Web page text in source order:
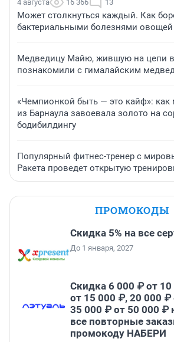
4 августа 16 366 13
Может столкнуться каждый. Как
бактериальными болезнями
Медведицу Майю, жившую на цепи
познакомили с гималайским
«Чемпионкой быть — это кайф»: как
из Барнаула завоевала золото на
бодибилдингу
Популярный фитнес-тренер с
Ракета проведет открытую
ПРОМОКОДЫ
Скидка 5% на все
До 1 января, 2027
Скидка 6 000 ₽ от
от 15 000 ₽, 20 000 ₽
35 000 ₽ от 50 000 ₽
все повторные
промокоду НАБЕРИ